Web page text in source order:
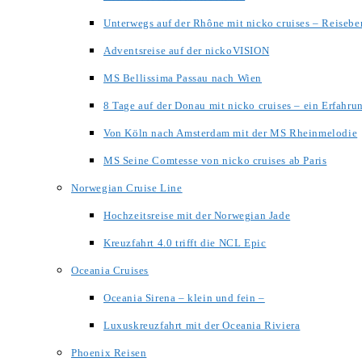
Unterwegs auf der Rhône mit nicko cruises –
Adventsreise auf der nickoVISION
MS Bellissima Passau nach Wien
8 Tage auf der Donau mit nicko cruises – ein
Von Köln nach Amsterdam mit der MS Rheinmelodie
MS Seine Comtesse von nicko cruises ab Paris
Norwegian Cruise Line
Hochzeitsreise mit der Norwegian Jade
Kreuzfahrt 4.0 trifft die NCL Epic
Oceania Cruises
Oceania Sirena – klein und fein –
Luxuskreuzfahrt mit der Oceania Riviera
Phoenix Reisen